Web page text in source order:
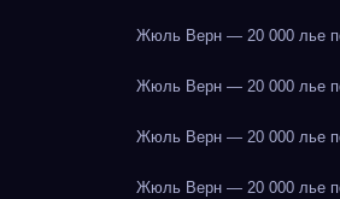
Жюль Верн — 20 000 лье
Жюль Верн — 20 000 лье
Жюль Верн — 20 000 лье
Жюль Верн — 20 000 лье